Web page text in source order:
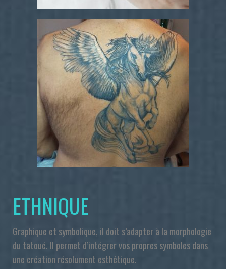
ETHNIQUE
Graphique et symbolique, il doit s’adapter à la morphologie
du tatoué. Il permet d’intégrer vos propres symboles dans
une création résolument esthétique.